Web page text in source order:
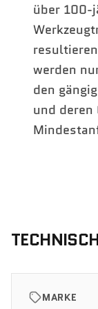
über 100-
werden
den
und
MARKE